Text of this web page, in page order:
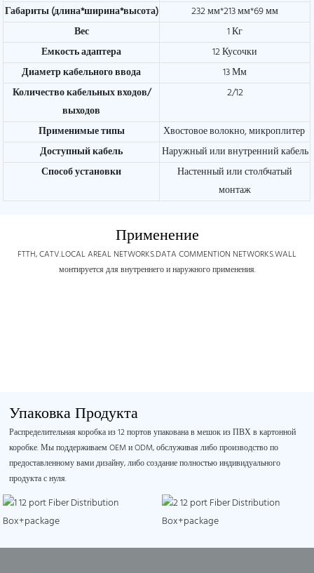
Габариты (длина*ширина*высота)
232 мм*213 мм*69 мм
Вес
1 Кг
Емкость адаптера
12 Кусочки
Диаметр кабельного ввода
13 Мм
Количество кабельных входов/
выходов
2/12
Применимые типы
Хвостовое волокно, микроплитер
Доступный кабель
Наружный или внутренний кабель
Способ установки
Настенный или столбчатый
монтаж
Применение
FTTH, CATV.LOCAL AREAL NETWORKS.DATA COMMENTION NETWORKS.WALL
монтируется для внутреннего и наружного применения.
Упаковка Продукта
Распределительная коробка из 12 портов упакована в мешок из ПВХ в картонной
коробке. Мы поддерживаем OEM и ODM, обслуживая либо производство по
предоставленному вами дизайну, либо создание полностью индивидуального
продукта с нуля.